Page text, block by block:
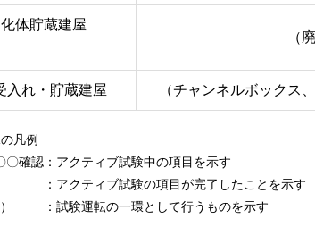
体貯蔵建屋
（
入れ・貯蔵建屋 （チャンネルボックス
凡例
〇確認 ：アクティブ試験中の項目を示す
：アクティブ試験の項目が完了したことを示す
：試験運転の一環として行うものを示す